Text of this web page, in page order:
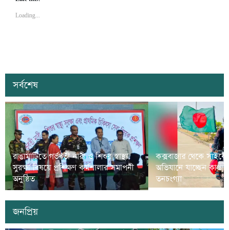
Loading...
সর্বশেষ
রাঙামাটিতে গর্ভবতী নারী ও শিশুর স্বাস্থ্য
সুরক্ষা বিষয়ে প্রশিক্ষণ কর্মশালার সমাপনী
অনুষ্ঠিত
কক্সবাজার থেকে
অভিযানে যাচ্ছেন
তনচংগ্যা
জনপ্রিয়